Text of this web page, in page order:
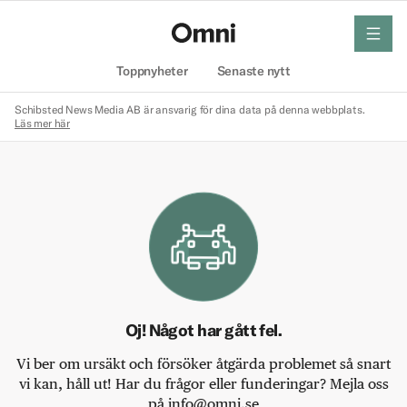
Toppnyheter Senaste nytt
meny
Schibsted News Media AB är ansvarig för dina data på denna webbplats.
Läs mer här
Oj! Något har gått fel.
Vi ber om ursäkt och försöker åtgärda problemet så snart
vi kan, håll ut! Har du frågor eller funderingar? Mejla oss